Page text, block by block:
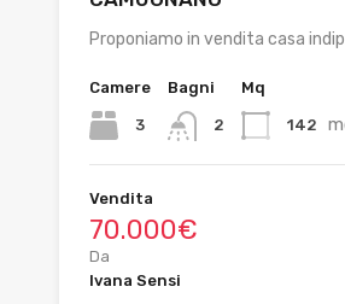
Proponiamo in vendita casa
Camere
3
Bagni
2
Mq
142
Vendita
70.000€
Da
Ivana Sensi